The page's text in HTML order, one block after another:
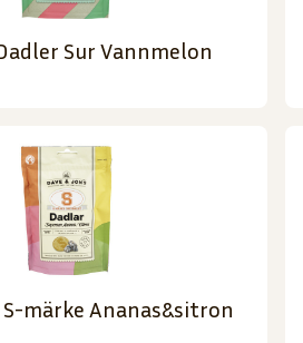
Sur Vannmelon
S-märke Ananas&sitron